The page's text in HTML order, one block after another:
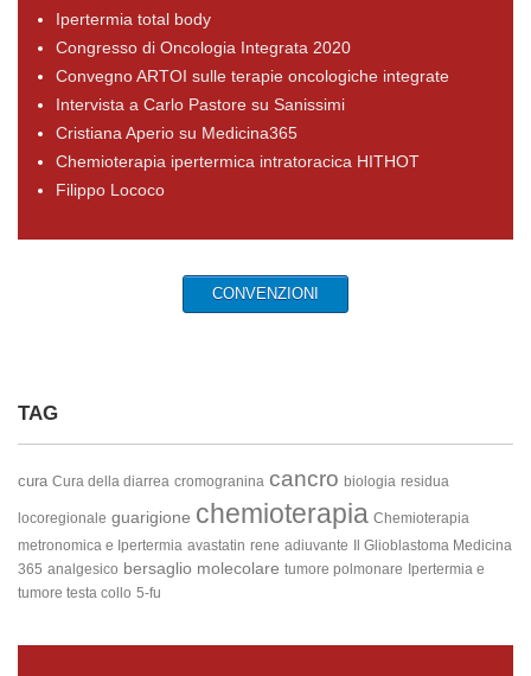
Ipertermia total body
Congresso di Oncologia Integrata 2020
Convegno ARTOI sulle terapie oncologiche integrate
Intervista a Carlo Pastore su Sanissimi
Cristiana Aperio su Medicina365
Chemioterapia ipertermica intratoracica HITHOT
Filippo Lococo
CONVENZIONI
TAG
cura Cura della diarrea cromogranina cancro biologia residua
locoregionale guarigione chemioterapia Chemioterapia
metronomica e Ipertermia avastatin rene adiuvante Il Glioblastoma Medicina
365 analgesico bersaglio molecolare tumore polmonare Ipertermia e
tumore testa collo 5-fu